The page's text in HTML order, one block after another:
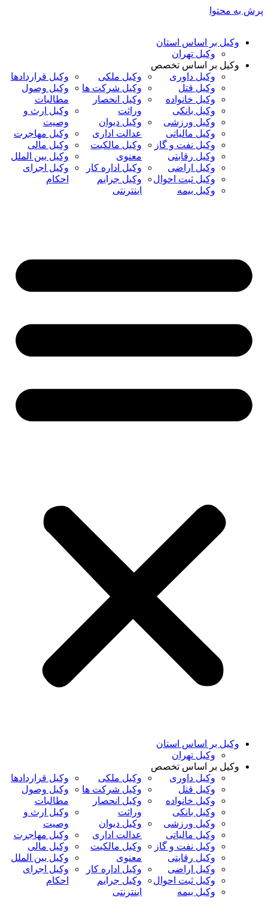
پرش به محتوا
وکیل بر اساس استان
وکیل تهران
وکیل بر اساس تخصص
وکیل داوری
وکیل قتل
وکیل خانواده
وکیل بانکی
وکیل ورزشی
وکیل مالیاتی
وکیل نفت و گاز
وکیل رقابتی
وکیل اراضی
وکیل ثبت احوال
وکیل بیمه
وکیل ملکی
وکیل شرکت ها
وکیل انحصار
وراثت
وکیل دیوان
عدالت اداری
وکیل مالکیت
معنوی
وکیل اداره کار
وکیل جرایم
اینترنتی
وکیل قراردادها
وکیل وصول
مطالبات
وکیل ارث و
وصیت
وکیل مهاجرت
وکیل مالی
وکیل بین الملل
وکیل اجرای
احکام
وکیل بر اساس استان
وکیل تهران
وکیل بر اساس تخصص
وکیل داوری
وکیل قتل
وکیل خانواده
وکیل بانکی
وکیل ورزشی
وکیل مالیاتی
وکیل نفت و گاز
وکیل رقابتی
وکیل اراضی
وکیل ثبت احوال
وکیل بیمه
وکیل ملکی
وکیل شرکت ها
وکیل انحصار
وراثت
وکیل دیوان
عدالت اداری
وکیل مالکیت
معنوی
وکیل اداره کار
وکیل جرایم
اینترنتی
وکیل قراردادها
وکیل وصول
مطالبات
وکیل ارث و
وصیت
وکیل مهاجرت
وکیل مالی
وکیل بین الملل
وکیل اجرای
احکام